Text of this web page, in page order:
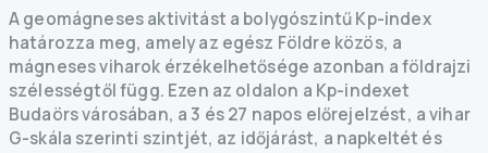
A geomágneses aktivitást a bolygószintű Kp-index
határozza meg, amely az egész Földre közös, a
mágneses viharok érzékelhetősége azonban a földrajzi
szélességtől függ. Ezen az oldalon a Kp-indexet
Budaörs városában, a 3 és 27 napos előrejelzést, a vihar
G-skála szerinti szintjét, az időjárást, a napkeltét és